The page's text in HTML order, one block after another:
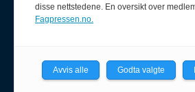
disse nettstedene. En oversikt over
Fagpressen.no.
Avvis alle Godta valgte